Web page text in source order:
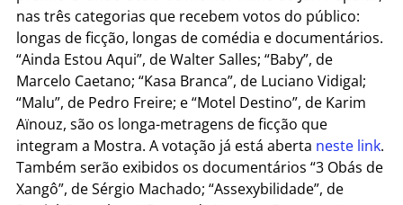
nas três categorias que recebem votos do público:
longas de ficção, longas de comédia e documentários.
“Ainda Estou Aqui”, de Walter Salles; “Baby”, de
Marcelo Caetano; “Kasa Branca”, de Luciano Vidigal;
“Malu”, de Pedro Freire; e “Motel Destino”, de Karim
Aïnouz, são os longa-metragens de ficção que
integram a Mostra. A votação já está aberta neste link.
Também serão exibidos os documentários “3 Obás de
Xangô”, de Sérgio Machado; “Assexybilidade”, de